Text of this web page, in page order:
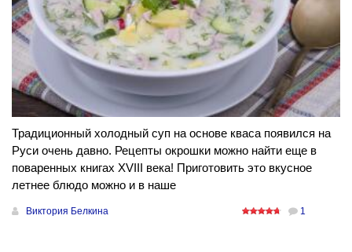
Традиционный холодный суп на основе кваса появился на
Руси очень давно. Рецепты окрошки можно найти еще в
поваренных книгах XVIII века! Приготовить это вкусное
летнее блюдо можно и в наше
Виктория Белкина 1